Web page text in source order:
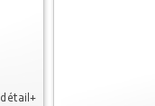
détail+